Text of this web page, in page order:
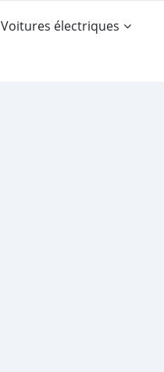
Voitures électriques